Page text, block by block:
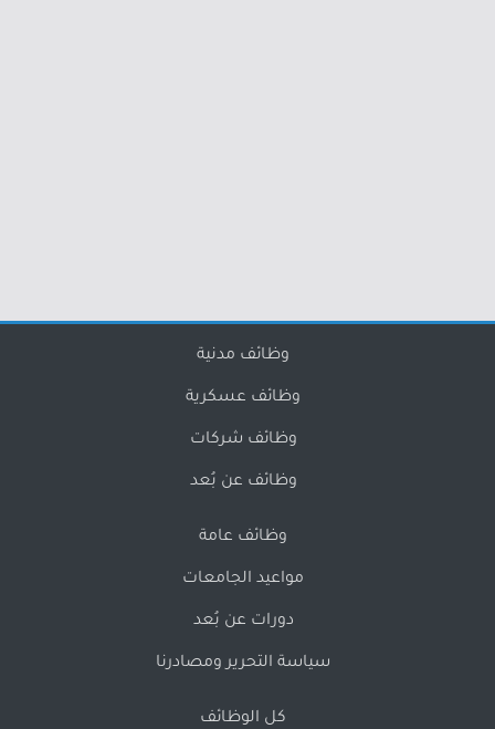
وظائف مدنية
وظائف عسكرية
وظائف شركات
وظائف عن بُعد
وظائف عامة
مواعيد الجامعات
دورات عن بُعد
سياسة التحرير ومصادرنا
كل الوظائف